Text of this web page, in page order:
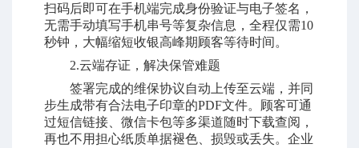
扫码后即可在手机端完成身份验证与电子签名，
无需手动填写手机串号等复杂信息，全程仅需10
秒钟，大幅缩短收银高峰期顾客等待时间。
2.云端存证，解决保管难题
签署完成的维保协议自动上传至云端，并同
步生成带有合法电子印章的PDF文件。顾客可通
过短信链接、微信卡包等多渠道随时下载查阅，
再也不用担心纸质单据褪色、损毁或丢失。企业